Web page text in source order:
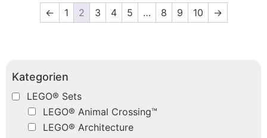
Kategorien
LEGO® Sets
LEGO® Animal Crossing™
LEGO® Architecture
← 1 2 3 4 5 … 8 9 10 →